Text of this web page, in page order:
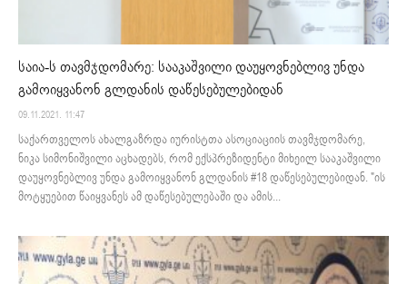
საია-ს თავმჯდომარე: სააკაშვილი დაუყოვნებლივ უნდა
გამოიყვანონ გლდანის დაწესებულებიდან
09.11.2021. 11:47
საქართველოს ახალგაზრდა იურისტთა ასოციაციის თავმჯდომარე,
ნიკა სიმონიშვილი აცხადებს, რომ ექსპრეზიდენტი მიხეილ სააკაშვილი
დაუყოვნებლივ უნდა გამოიყვანონ გლდანის #18 დაწესებულებიდან. "ის
მოტყუებით წაიყვანეს ამ დაწესებულებაში და ამის...